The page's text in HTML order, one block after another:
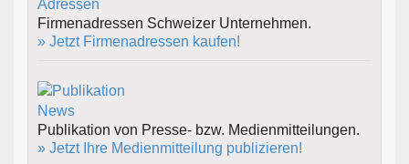
Firmenadressen Schweizer Unternehmen.
» Jetzt Firmenadressen kaufen!
Publikation von Presse- bzw. Medienmitteilungen.
» Jetzt Ihre Medienmitteilung publizieren!